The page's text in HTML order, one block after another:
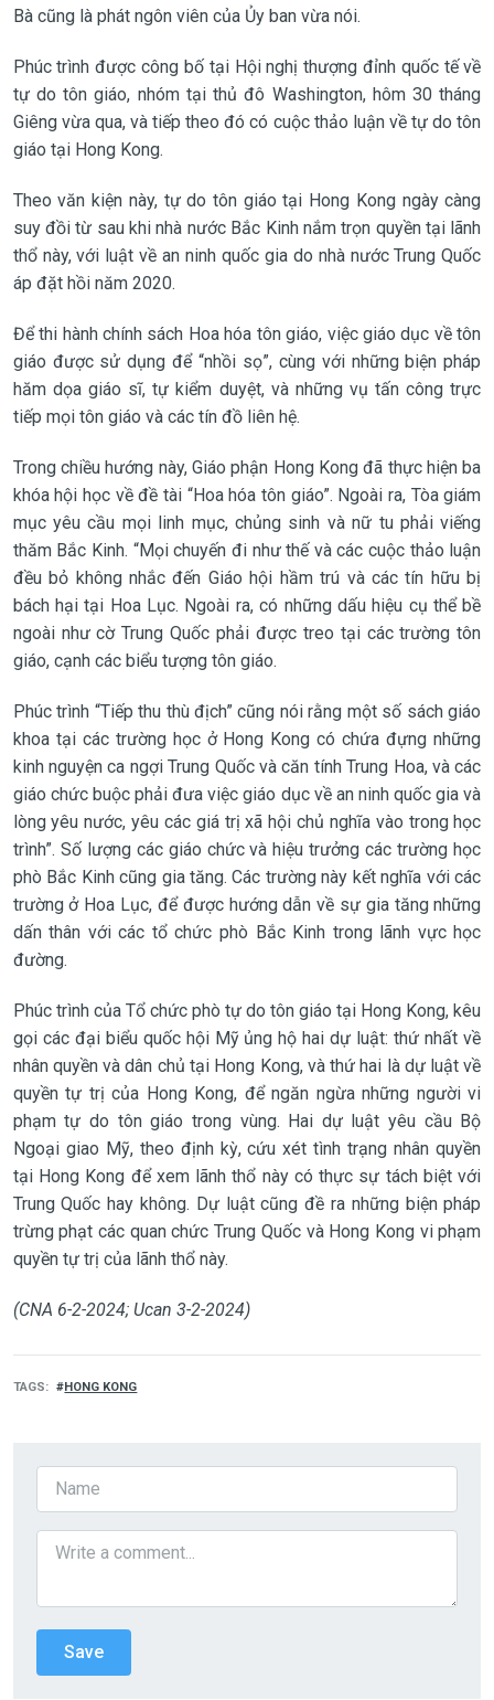
Bà cũng là phát ngôn viên của Ủy ban vừa nói.
Phúc trình được công bố tại Hội nghị thượng đỉnh quốc tế về
tự do tôn giáo, nhóm tại thủ đô Washington, hôm 30 tháng
Giêng vừa qua, và tiếp theo đó có cuộc thảo luận về tự do tôn
giáo tại Hong Kong.
Theo văn kiện này, tự do tôn giáo tại Hong Kong ngày càng
suy đồi từ sau khi nhà nước Bắc Kinh nắm trọn quyền tại lãnh
thổ này, với luật về an ninh quốc gia do nhà nước Trung Quốc
áp đặt hồi năm 2020.
Để thi hành chính sách Hoa hóa tôn giáo, việc giáo dục về tôn
giáo được sử dụng để “nhồi sọ”, cùng với những biện pháp
hăm dọa giáo sĩ, tự kiểm duyệt, và những vụ tấn công trực
tiếp mọi tôn giáo và các tín đồ liên hệ.
Trong chiều hướng này, Giáo phận Hong Kong đã thực hiện ba
khóa hội học về đề tài “Hoa hóa tôn giáo”. Ngoài ra, Tòa giám
mục yêu cầu mọi linh mục, chủng sinh và nữ tu phải viếng
thăm Bắc Kinh. “Mọi chuyến đi như thế và các cuộc thảo luận
đều bỏ không nhắc đến Giáo hội hầm trú và các tín hữu bị
bách hại tại Hoa Lục. Ngoài ra, có những dấu hiệu cụ thể bề
ngoài như cờ Trung Quốc phải được treo tại các trường tôn
giáo, cạnh các biểu tượng tôn giáo.
Phúc trình “Tiếp thu thù địch” cũng nói rằng một số sách giáo
khoa tại các trường học ở Hong Kong có chứa đựng những
kinh nguyện ca ngợi Trung Quốc và căn tính Trung Hoa, và các
giáo chức buộc phải đưa việc giáo dục về an ninh quốc gia và
lòng yêu nước, yêu các giá trị xã hội chủ nghĩa vào trong học
trình”. Số lượng các giáo chức và hiệu trưởng các trường học
phò Bắc Kinh cũng gia tăng. Các trường này kết nghĩa với các
trường ở Hoa Lục, để được hướng dẫn về sự gia tăng những
dấn thân với các tổ chức phò Bắc Kinh trong lãnh vực học
đường.
Phúc trình của Tổ chức phò tự do tôn giáo tại Hong Kong, kêu
gọi các đại biểu quốc hội Mỹ ủng hộ hai dự luật: thứ nhất về
nhân quyền và dân chủ tại Hong Kong, và thứ hai là dự luật về
quyền tự trị của Hong Kong, để ngăn ngừa những người vi
phạm tự do tôn giáo trong vùng. Hai dự luật yêu cầu Bộ
Ngoại giao Mỹ, theo định kỳ, cứu xét tình trạng nhân quyền
tại Hong Kong để xem lãnh thổ này có thực sự tách biệt với
Trung Quốc hay không. Dự luật cũng đề ra những biện pháp
trừng phạt các quan chức Trung Quốc và Hong Kong vi phạm
quyền tự trị của lãnh thổ này.
(CNA 6-2-2024; Ucan 3-2-2024)
TAGS HONG KONG